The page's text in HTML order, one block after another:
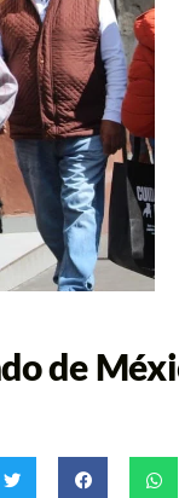
de